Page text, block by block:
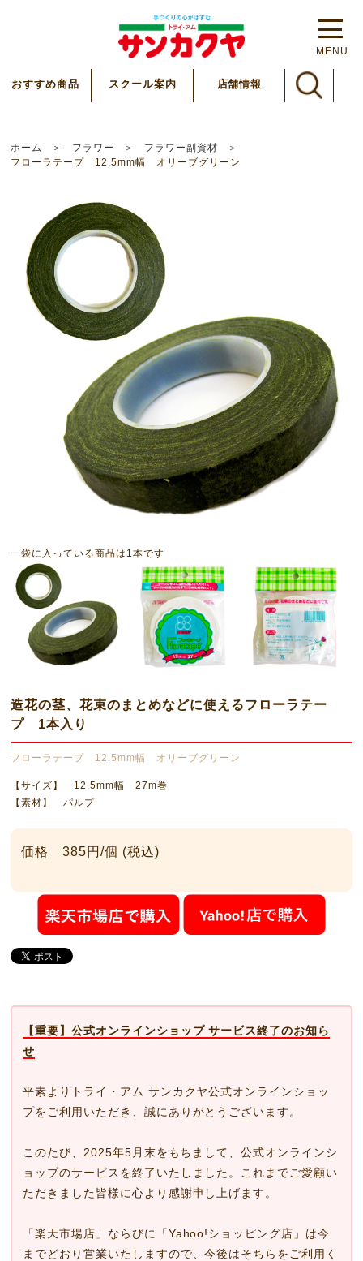
MENU
おすすめ商品 スクール案内 店舗情報
ホーム フラワー
フラワー副資材
フローラテープ 12.5mm幅 オリーブグリーン
一袋に入っている商品は1本です
造花の茎、花束のまとめなどに使えるフローラテー
プ 1本入り
フローラテープ 12.5mm幅 オリーブグリーン
【サイズ】 12.5mm幅 27m巻
【素材】 パルプ
価格 385円/個 (税込)
【重要】公式オンラインショップ サービス終了のお知ら
せ
平素よりトライ・アム サンカクヤ公式オンラインショッ
プをご利用いただき、誠にありがとうございます。
このたび、2025年5月末をもちまして、公式オンラインシ
ョップのサービスを終了いたしました。これまでご愛顧い
ただきました皆様に心より感謝申し上げます。
「楽天市場店」ならびに「Yahoo!ショッピング店」は今
までどおり営業いたしますので、今後はそちらをご利用く